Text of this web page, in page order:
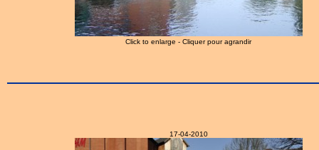
Click to enlarge - Cliquer pour agrandir
17-04-2010